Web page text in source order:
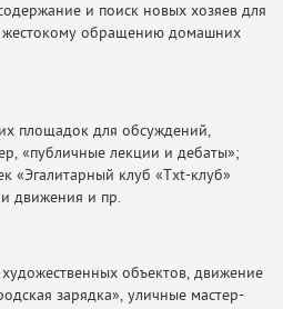
и поиск новых хозяев для
обращению домашних
площадок для обсуждений,
«публичные лекции и дебаты»;
«Эгалитарный клуб «Txt-клуб»
движения и пр.
объектов, движение
зарядка», уличные мастер-